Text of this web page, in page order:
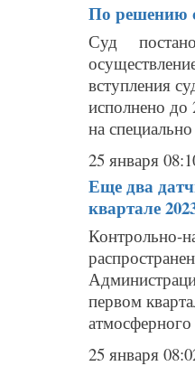
По решению
Суд
вступления
исполнено до
на
25 января
Еще два
квартале
первом
25 января